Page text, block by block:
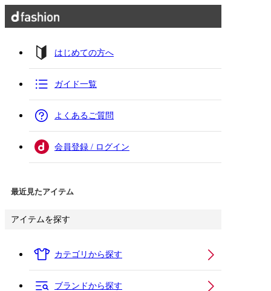
はじめての方へ
ガイド一覧
よくあるご質問
会員登録 / ログイン
最近見たアイテム
アイテムを探す
カテゴリから探す
ブランドから探す